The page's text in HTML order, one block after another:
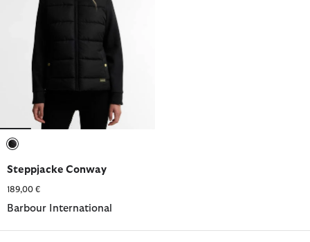
Steppjacke Conway
189,00 €
Barbour International